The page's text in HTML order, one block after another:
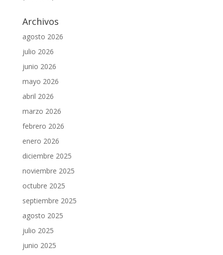
Archivos
agosto 2026
julio 2026
junio 2026
mayo 2026
abril 2026
marzo 2026
febrero 2026
enero 2026
diciembre 2025
noviembre 2025
octubre 2025
septiembre 2025
agosto 2025
julio 2025
junio 2025